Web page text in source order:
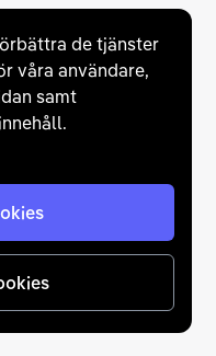
de tjänster
våra användare,
samt
att erbjuda dig bästa
en rad olika
dig trygg vid ditt köp
gällande